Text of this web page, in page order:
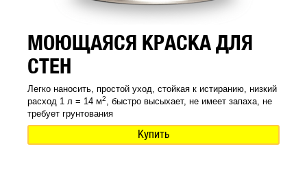
МОЮЩАЯСЯ КРАСКА ДЛЯ
СТЕН
Легко наносить, простой уход, стойкая к истиранию, низкий
расход 1 л = 14 м2
, быстро высыхает, не имеет запаха, не
требует грунтования
Купить